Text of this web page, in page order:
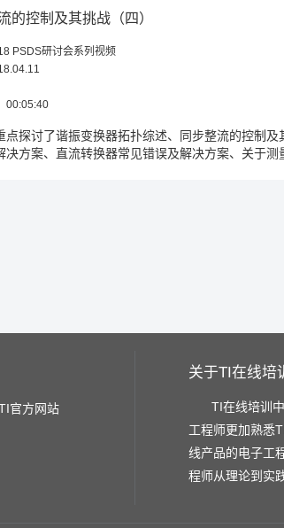
由于漏感能量的复位 所以产生了振荡
一段时间内防止 MOS 管的误开通
所以在开始和结束的时候
步整流 可以有效地关断谢谢大家
的控制及其挑战（四）
PSDS研讨会系列视频
00:05:40
点探讨了谐振变换器拓扑综述、同步整流的控制
决方案、直流转换器常见错误及解决方案、关于测
官方网站
关于TI在线培
TI在线培训
工程师更加熟悉
线产品的电子工
程师从理论到实